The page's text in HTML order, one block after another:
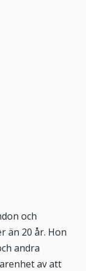
och
än 20 år. Hon
andra
av att